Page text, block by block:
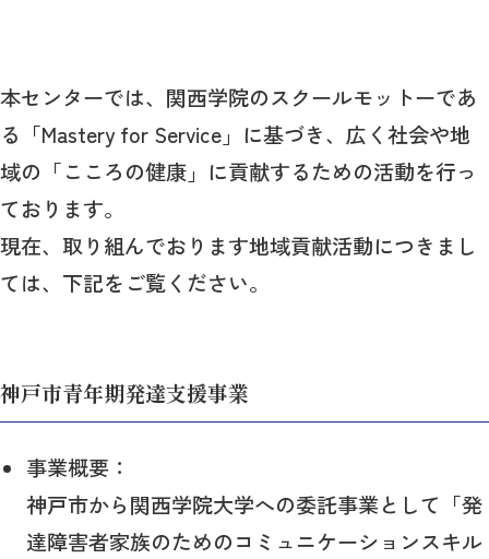
本センターでは、関西学院のスクールモットーであ
る「Mastery for Service」に基づき、広く社会や地
域の「こころの健康」に貢献するための活動を行っ
ております。
現在、取り組んでおります地域貢献活動につきまし
ては、下記をご覧ください。
神戸市青年期発達支援事業
事業概要：
神戸市から関西学院大学への委託事業として「発
達障害者家族のためのコミュニケーションスキル